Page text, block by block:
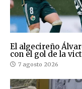
El algecireño
con el gol de la
7 agosto 2026